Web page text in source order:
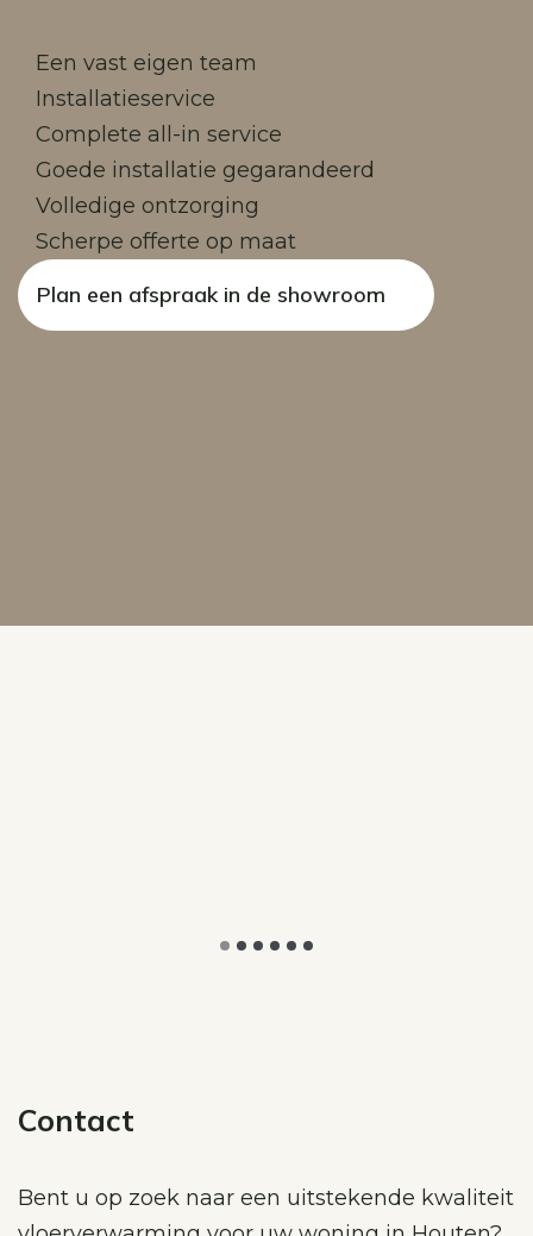
Een vast eigen team
Installatieservice
Complete all-in service
Goede installatie gegarandeerd
Volledige ontzorging
Scherpe offerte op maat
Plan een afspraak in de showroom
Contact
Bent u op zoek naar een uitstekende kwaliteit